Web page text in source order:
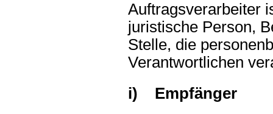
Auftragsverarbeiter
juristische Person,
Stelle, die
Verantwortlichen
i) Empfänger